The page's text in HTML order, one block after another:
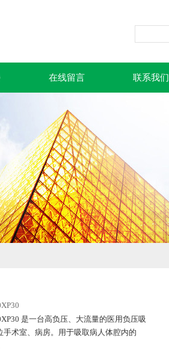
在线留言 联系我们
是一台高负压、大流量的医用负压吸
手术室、病房。用于吸取病人体腔内的